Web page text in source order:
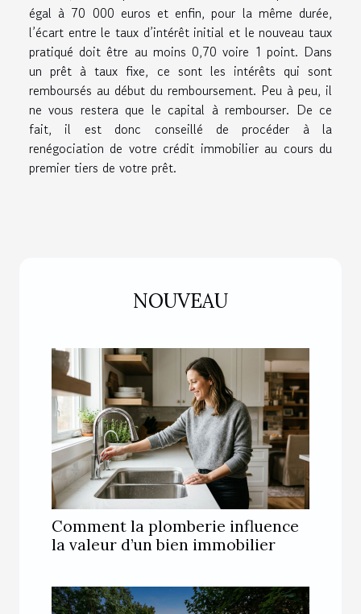
égal à 70 000 euros et enfin, pour la même durée,
l’écart entre le taux d’intérêt initial et le nouveau taux
pratiqué doit être au moins 0,70 voire 1 point. Dans
un prêt à taux fixe, ce sont les intérêts qui sont
remboursés au début du remboursement. Peu à peu, il
ne vous restera que le capital à rembourser. De ce
fait, il est donc conseillé de procéder à la
renégociation de votre crédit immobilier au cours du
premier tiers de votre prêt.
NOUVEAU
Comment la plomberie influence
la valeur d’un bien immobilier